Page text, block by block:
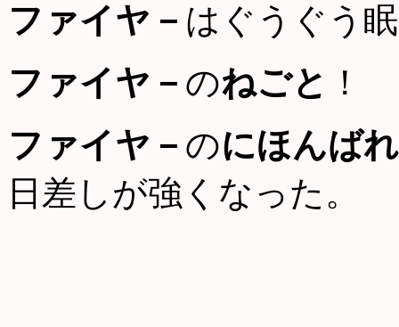
ファイヤ－ はぐうぐう
ファイヤ－ のねごと ！
ファイヤ－ のにほんばれ
日差しが強くなった。